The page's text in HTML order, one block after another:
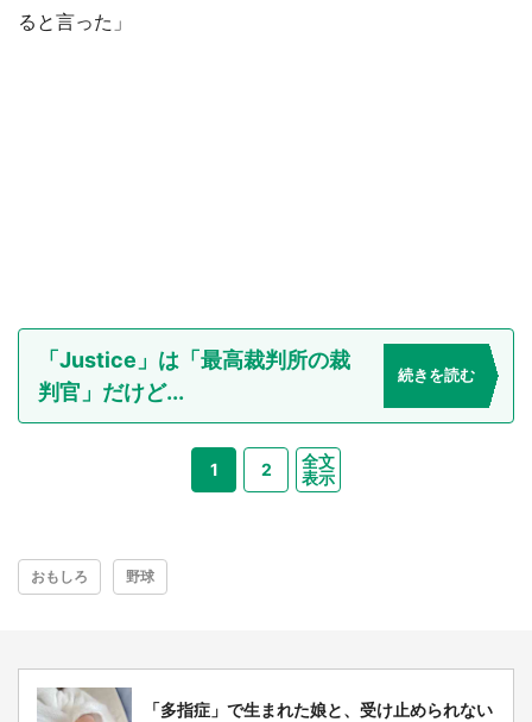
ると言った」
「Justice」は「最高裁判所の裁
判官」だけど...
続きを読む
1 2
全文
表示
おもしろ 野球
「多指症」で生まれた娘と、受け止められない